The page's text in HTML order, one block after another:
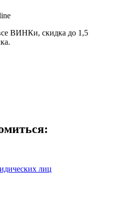
ВИНКи, скидка до 1,5
лиц